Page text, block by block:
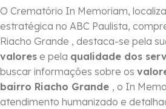
O Crematório In Memoriam,
estratégica no ABC Paulista,
Riacho Grande , destaca-se pela
valores e pela qualidade dos
buscar informações sobre os
bairro Riacho Grande , o In
atendimento humanizado e